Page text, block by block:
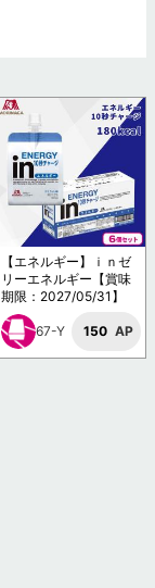
【エネルギー】ｉｎゼ
リーエネルギー【賞味
期限：2027/05/31】
67-Y 150 AP